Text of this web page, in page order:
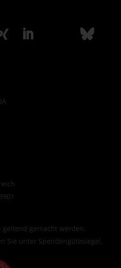
geltend gemacht werden.
Sie unter Spendengütesiegel.